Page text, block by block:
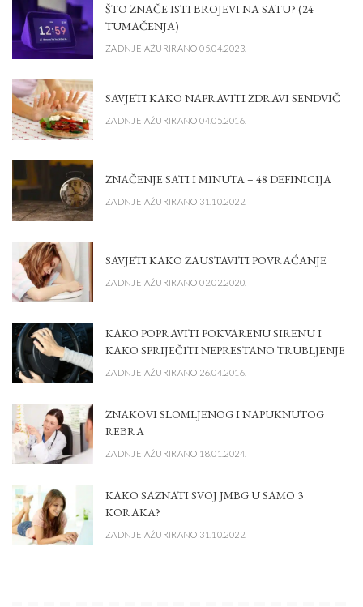
ŠTO ZNAČE ISTI BROJEVI NA SATU? (24
TUMAČENJA)
ZADNJE AŽURIRANO 05.04.2023.
SAVJETI KAKO NAPRAVITI ZDRAVI SENDVIČ
ZADNJE AŽURIRANO 04.05.2016.
ZNAČENJE SATI I MINUTA – 48 DEFINICIJA
ZADNJE AŽURIRANO 31.10.2022.
SAVJETI KAKO ZAUSTAVITI POVRAĆANJE
ZADNJE AŽURIRANO 02.02.2020.
KAKO POPRAVITI POKVARENU SIRENU I
KAKO SPRIJEČITI NEPRESTANO TRUBLJENJE
ZADNJE AŽURIRANO 26.04.2016.
ZNAKOVI SLOMLJENOG I NAPUKNUTOG
REBRA
ZADNJE AŽURIRANO 18.01.2024.
KAKO SAZNATI SVOJ JMBG U SAMO 3
KORAKA?
ZADNJE AŽURIRANO 31.10.2022.